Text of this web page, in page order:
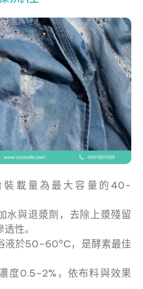
裝載量為最大容量的40–
水與退漿劑，去除上漿殘留
性。
液於50–60°C，是酵素最佳
度0.5–2%，依布料與效果